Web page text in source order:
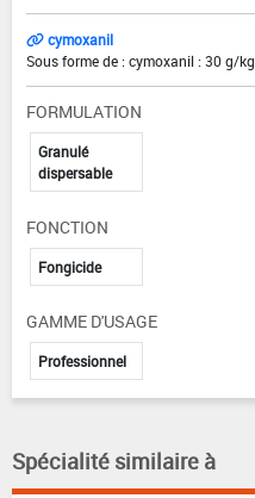
cymoxanil
Sous forme de : cymoxanil : 30 g/kg
FORMULATION
Granulé
dispersable
FONCTION
Fongicide
GAMME D'USAGE
Professionnel
Spécialité similaire à